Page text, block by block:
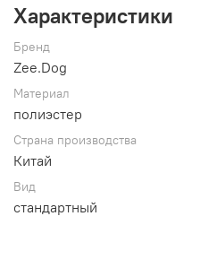
Пружина, крепко вшитая в
смягчая рывок. Самые
Характеристики
Бренд
Zee.Dog
Материал
полиэстер
Страна производства
Китай
Вид
стандартный